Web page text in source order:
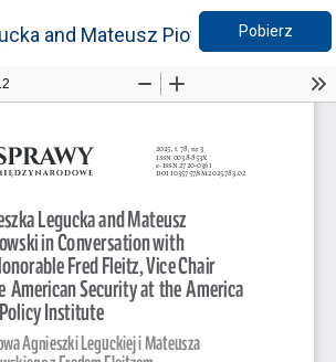
artykułu
and Mateusz Piotrowski in
Pobierz